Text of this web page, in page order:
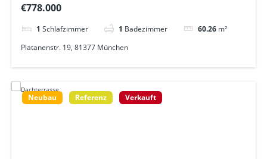
€778.000
1 Schlafzimmer 1 Badezimmer 60.26 m²
Platanenstr. 19, 81377 München
Neubau Referenz Verkauft